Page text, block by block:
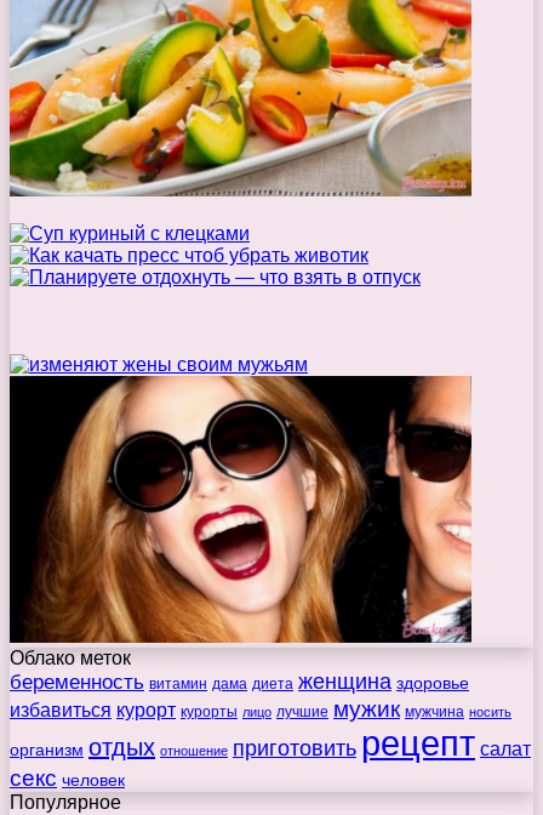
Облако меток
беременность витамин дама диета женщина здоровье
избавиться курорт курорты лицо лучшие мужик мужчина носить
организм отдых отношение приготовить рецепт салат
секс человек
Популярное